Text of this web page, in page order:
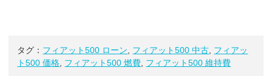
タグ： フィアット500 ローン, フィアット500 中古, フィアッ
ト500 価格, フィアット500 燃費, フィアット500 維持費